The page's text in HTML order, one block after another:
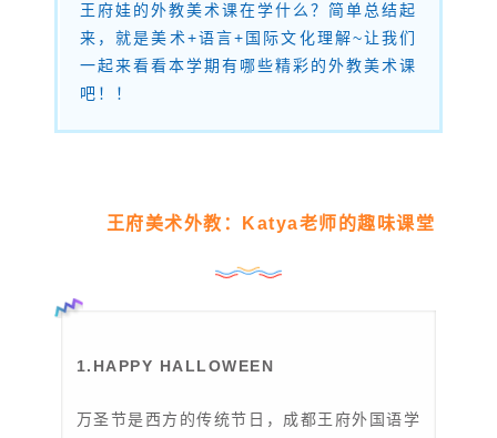
王府娃的外教美术课在学什么？简单总结起
来，就是美术+语言+国际文化理解~让我们
一起来看看本学期有哪些精彩的外教美术课
吧！！
王府美术外教：Katya老师的趣味课堂
1.HAPPY HALLOWEEN
万圣节是西方的传统节日，成都王府外国语学